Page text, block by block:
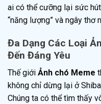
ai có thể cưỡng lại sức
“năng lượng” và ngây thơ
Đa Dạng Các Loại
Đến Đáng Yêu
Thế giới Ảnh chó Meme
không chỉ dừng lại ở
Chúng ta có thể tìm thấy